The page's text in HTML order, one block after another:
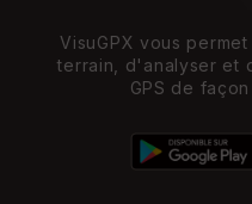
VisuGPX vous
terrain, d'analyser et
GPS de